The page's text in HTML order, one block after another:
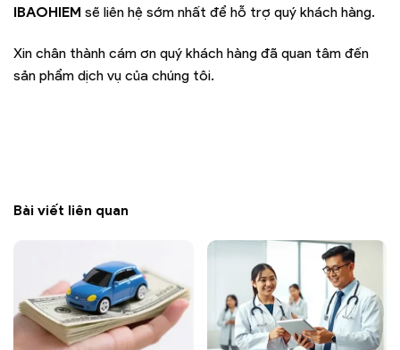
IBAOHIEM sẽ liên hệ sớm nhất để hỗ trợ quý khách hàng.
Xin chân thành cám ơn quý khách hàng đã quan tâm đến
sản phẩm dịch vụ của chúng tôi.
Bài viết liên quan